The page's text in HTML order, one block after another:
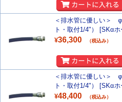
＜排水管に優しい＞
ト・取付1/4"） [SKαホ
¥36,300 （税込み）
＜排水管に優しい＞
ト・取付1/4"） [SKαホ
¥48,400 （税込み）